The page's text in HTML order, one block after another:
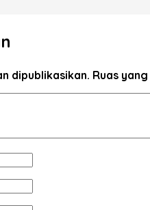
dipublikasikan. Ruas